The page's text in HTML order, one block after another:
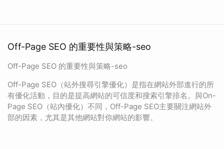
Off-Page SEO 的重要性與策略-seo
Off-Page SEO 的重要性與策略-seo
Off-Page SEO（站外搜尋引擎優化）是指在網站外部進行的所
有優化活動，目的是提高網站的可信度和搜索引擎排名。與On-
Page SEO（站內優化）不同，Off-Page SEO主要關注網站外
部的因素，尤其是其他網站對你網站的影響。